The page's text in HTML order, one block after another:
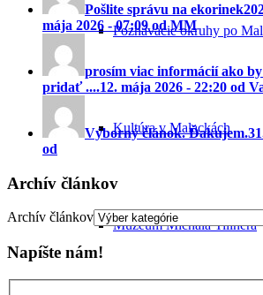
Poznávacie okruhy po
Kultúra v Malackách
Múzeum Michala Tillnera
Pošlite správu na
mája 2026 - 07:09 od MM
prosím viac informácií ako by
pridať ....12. mája 2026 - 22:20 od
Výborný článok. Ďakujem.
od
Archív článkov
Archív článkov
Napíšte nám!